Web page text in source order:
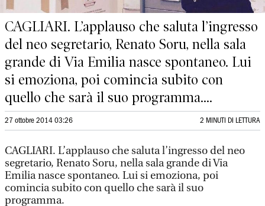
CAGLIARI. L’applauso che saluta l’ingresso
del neo segretario, Renato Soru, nella sala
grande di Via Emilia nasce spontaneo. Lui
si emoziona, poi comincia subito con
quello che sarà il suo programma....
27 ottobre 2014 03:26 2 MINUTI DI LETTURA
CAGLIARI. L’applauso che saluta l’ingresso del neo
segretario, Renato Soru, nella sala grande di Via
Emilia nasce spontaneo. Lui si emoziona, poi
comincia subito con quello che sarà il suo
programma.